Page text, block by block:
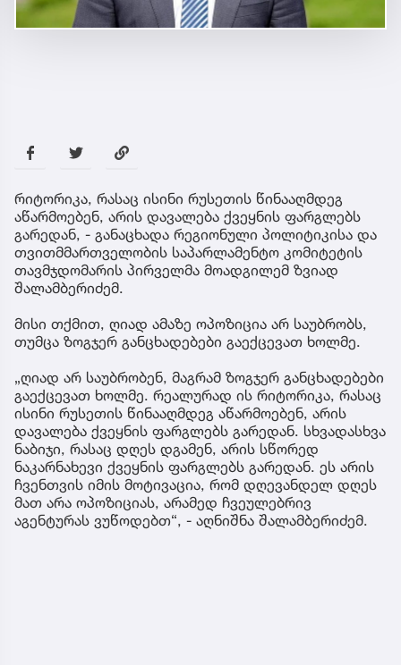
რიტორიკა, რასაც ისინი რუსეთის წინააღმდეგ
აწარმოებენ, არის დავალება ქვეყნის ფარგლებს
გარედან, - განაცხადა რეგიონული პოლიტიკისა და
თვითმმართველობის საპარლამენტო კომიტეტის
თავმჯდომარის პირველმა მოადგილემ ზვიად
შალამბერიძემ.
მისი თქმით, ღიად ამაზე ოპოზიცია არ საუბრობს,
თუმცა ზოგჯერ განცხადებები გაექცევათ ხოლმე.
„ღიად არ საუბრობენ, მაგრამ ზოგჯერ განცხადებები
გაექცევათ ხოლმე. რეალურად ის რიტორიკა, რასაც
ისინი რუსეთის წინააღმდეგ აწარმოებენ, არის
დავალება ქვეყნის ფარგლებს გარედან. სხვადასხვა
ნაბიჯი, რასაც დღეს დგამენ, არის სწორედ
ნაკარნახევი ქვეყნის ფარგლებს გარედან. ეს არის
ჩვენთვის იმის მოტივაცია, რომ დღევანდელ დღეს
მათ არა ოპოზიციას, არამედ ჩვეულებრივ
აგენტურას ვუწოდებთ“, - აღნიშნა შალამბერიძემ.